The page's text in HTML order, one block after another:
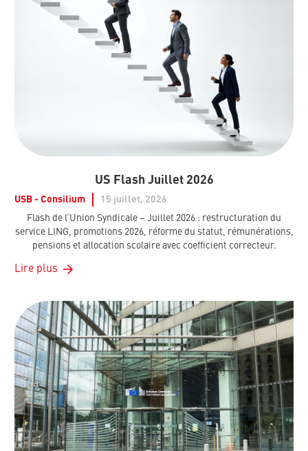
US Flash Juillet 2026
USB - Consilium
15 juillet, 2026
Flash de l’Union Syndicale – Juillet 2026 : restructuration du
service LING, promotions 2026, réforme du statut, rémunérations,
pensions et allocation scolaire avec coefficient correcteur.
Lire plus